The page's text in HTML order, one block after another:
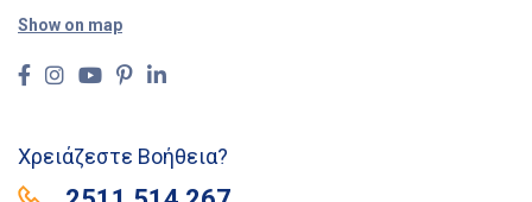
Show on map
Χρειάζεστε Βοήθεια?